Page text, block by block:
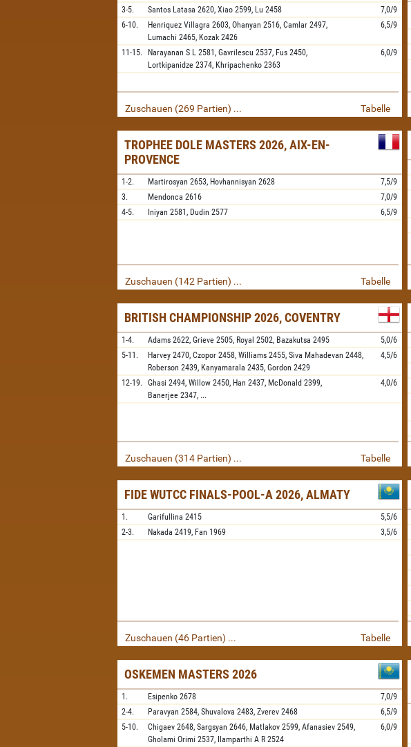
3-5.
Santos Latasa 2620,Xiao 2599, Lu 2458
7,0/9
6-10.
Henriquez Villagra 2603,Ohanyan 2516,Camlar 2497,
Lumachi 2465, Kozak 2426
6,5/9
11-15. Narayanan S L 2581,Gavrilescu 2537, Fus 2450,
Lortkipanidze 2374, Khripachenko 2363
6,0/9
Zuschauen (269 Partien) ... Tabelle
TROPHEE DOLE MASTERS 2026, AIX-EN-
PROVENCE
1-2. Martirosyan 2653, Hovhannisyan 2628
7,5/9
3.
Mendonca 2616
7,0/9
4-5.
Iniyan 2581, Dudin 2577 6,5/9
Zuschauen (142 Partien) ... Tabelle
BRITISH CHAMPIONSHIP 2026, COVENTRY
1-4. Adams 2622,Grieve 2505, Royal 2502, Bazakutsa 2495
5,0/6
5-11.
Harvey 2470,Czopor 2458,Williams 2455,Siva Mahadevan 2448,
Roberson 2439, Kanyamarala 2435,Gordon 2429
4,5/6
12-19. Ghasi 2494,Willow 2450, Han 2437, McDonald 2399,
Banerjee 2347, ...
4,0/6
Zuschauen (314 Partien) ... Tabelle
FIDE WUTCC FINALS-POOL-A 2026, ALMATY
1. Garifullina 2415
5,5/6
2-3.
Nakada 2419, Fan 1969 3,5/6
Zuschauen (46 Partien) ... Tabelle
OSKEMEN MASTERS 2026
1. Esipenko 2678
7,0/9
2-4.
Paravyan 2584,Shuvalova 2483,Zverev 2468
6,5/9
5-10.
Chigaev 2648,Sargsyan 2646, Matlakov 2599,Afanasiev 2549,
Gholami Orimi 2537, Ilamparthi A R 2524
6,0/9